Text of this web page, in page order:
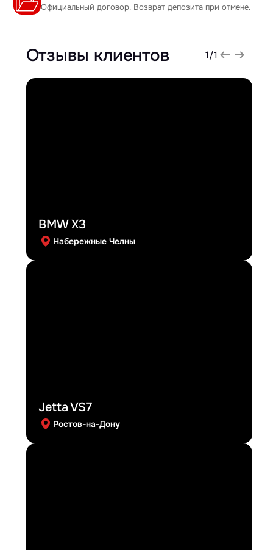
Официальный договор. Возврат депозита при отмене.
Отзывы клиентов 1/1
BMW X3
Набережные Челны
Jetta VS7
Ростов-на-Дону